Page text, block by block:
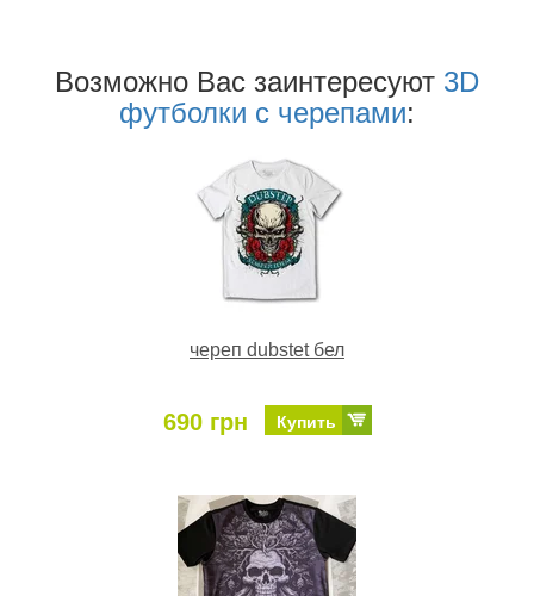
Возможно Ваc заинтересуют 3D
футболки с черепами:
череп dubstet бел
690 грн Купить